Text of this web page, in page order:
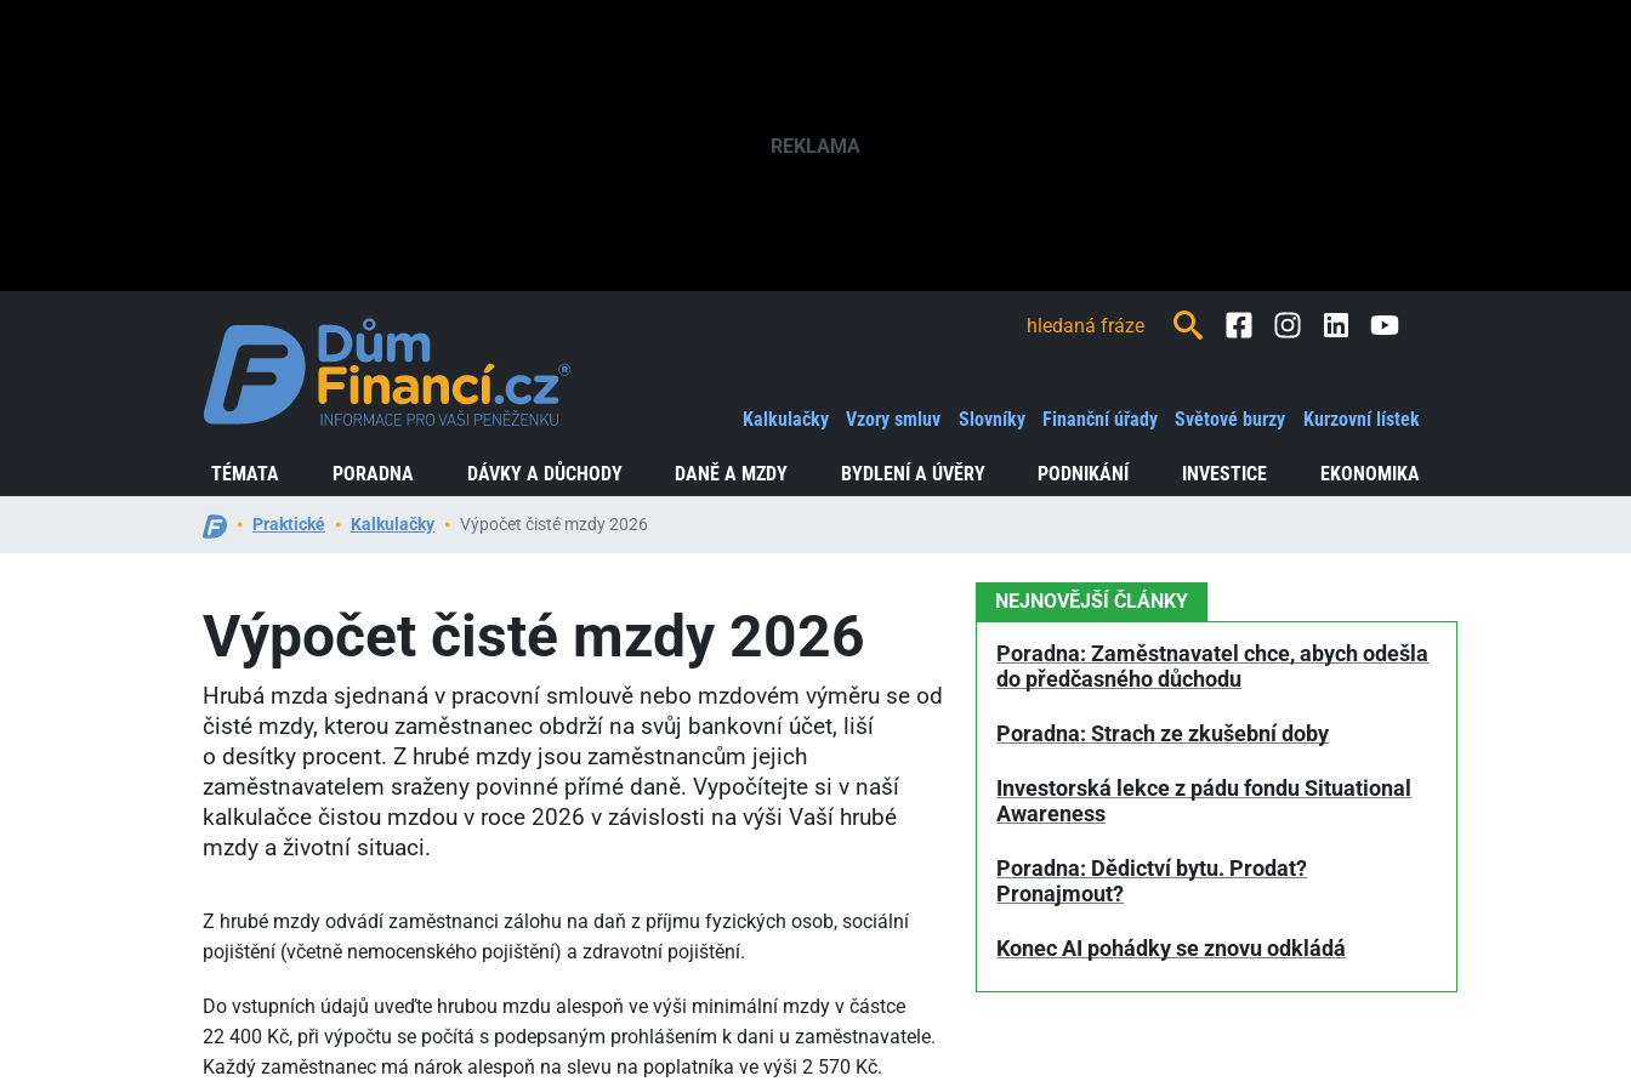
TÉMATA PORADNA DÁVKY A DŮCHODY DANĚ A MZDY BYDLENÍ A ÚVĚRY PODNIKÁNÍ INVESTICE EKONOMIKA
Kalkulačky Vzory smluv Slovníky Finanční úřady Světové burzy Kurzovní lístek
FacebookInstagramLinkedInYoutube
Praktické Kalkulačky Výpočet čisté mzdy 2026
Výpočet čisté mzdy 2026
Hrubá mzda sjednaná v pracovní smlouvě nebo mzdovém výměru se od
čisté mzdy, kterou zaměstnanec obdrží na svůj bankovní účet, liší
o desítky procent. Z hrubé mzdy jsou zaměstnancům jejich
zaměstnavatelem sraženy povinné přímé daně. Vypočítejte si v naší
kalkulačce čistou mzdou v roce 2026 v závislosti na výši Vaší hrubé
mzdy a životní situaci.
Z hrubé mzdy odvádí zaměstnanci zálohu na daň z příjmu fyzických osob, sociální
pojištění (včetně nemocenského pojištění) a zdravotní pojištění.
Do vstupních údajů uveďte hrubou mzdu alespoň ve výši minimální mzdy v částce
22 400 Kč, při výpočtu se počítá s podepsaným prohlášením k dani u zaměstnavatele.
Každý zaměstnanec má nárok alespoň na slevu na poplatníka ve výši 2 570 Kč.
NEJNOVĚJŠÍ ČLÁNKY
Poradna: Zaměstnavatel chce, abych odešla
do předčasného důchodu
Poradna: Strach ze zkušební doby
Investorská lekce z pádu fondu Situational
Awareness
Poradna: Dědictví bytu. Prodat?
Pronajmout?
Konec AI pohádky se znovu odkládá